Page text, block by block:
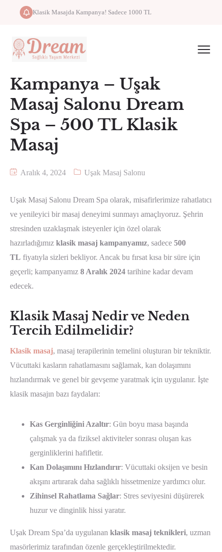
Klasik Masajda Kampanya! Sadece 1000 TL
Kampanya – Uşak
Masaj Salonu Dream
Spa – 500 TL Klasik
Masaj
Aralık 4, 2024 Uşak Masaj Salonu
Uşak Masaj Salonu Dream Spa olarak, misafirlerimize rahatlatıcı
ve yenileyici bir masaj deneyimi sunmayı amaçlıyoruz. Şehrin
stresinden uzaklaşmak isteyenler için özel olarak
hazırladığımız klasik masaj kampanyamız, sadece 500
TL fiyatıyla sizleri bekliyor. Ancak bu fırsat kısa bir süre için
geçerli; kampanyamız 8 Aralık 2024 tarihine kadar devam
edecek.
Klasik Masaj Nedir ve Neden
Tercih Edilmelidir?
Klasik masaj, masaj terapilerinin temelini oluşturan bir tekniktir.
Vücuttaki kasların rahatlamasını sağlamak, kan dolaşımını
hızlandırmak ve genel bir gevşeme yaratmak için uygulanır. İşte
klasik masajın bazı faydaları:
Kas Gerginliğini Azaltır: Gün boyu masa başında
çalışmak ya da fiziksel aktiviteler sonrası oluşan kas
gerginliklerini hafifletir.
Kan Dolaşımını Hızlandırır: Vücuttaki oksijen ve besin
akışını artırarak daha sağlıklı hissetmenize yardımcı olur.
Zihinsel Rahatlama Sağlar: Stres seviyesini düşürerek
huzur ve dinginlik hissi yaratır.
Uşak Dream Spa’da uygulanan klasik masaj teknikleri, uzman
masörlerimiz tarafından özenle gerçekleştirilmektedir.